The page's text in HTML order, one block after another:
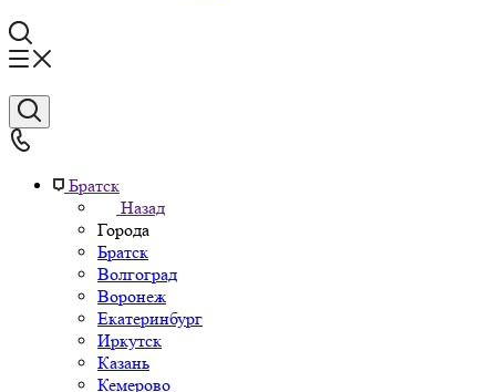
Братск
Назад
Города
Братск
Волгоград
Воронеж
Екатеринбург
Иркутск
Казань
Кемерово